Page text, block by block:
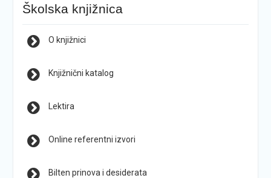
Školska knjižnica
O knjižnici
Knjižnični katalog
Lektira
Online referentni izvori
Bilten prinova i desiderata